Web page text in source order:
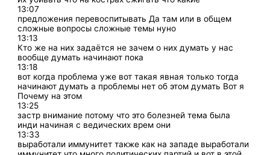
13:07
предложения перевоспитывать Да там или в общем
сложные вопросы сложные темы нуно
13:13
Кто же на них задаётся не зачем о них думать у нас
вообще думать начинают пока
13:18
вот когда проблема уже вот такая явная только тогда
начинают думать а проблемы нет об этом думать Вот я
Почему на этом
13:25
застр внимание потому что это болезней тема была
инди начиная с ведических врем они
13:33
выработали иммунитет также как на западе выработали